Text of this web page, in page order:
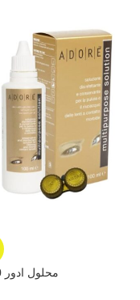
محلول ادور 100 مل